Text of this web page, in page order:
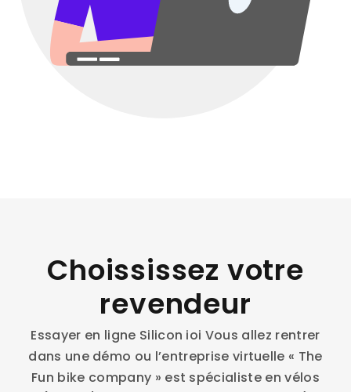
Choississez votre
revendeur
Essayer en ligne Silicon ioi Vous allez rentrer
dans une démo ou l’entreprise virtuelle « The
Fun bike company » est spécialiste en vélos